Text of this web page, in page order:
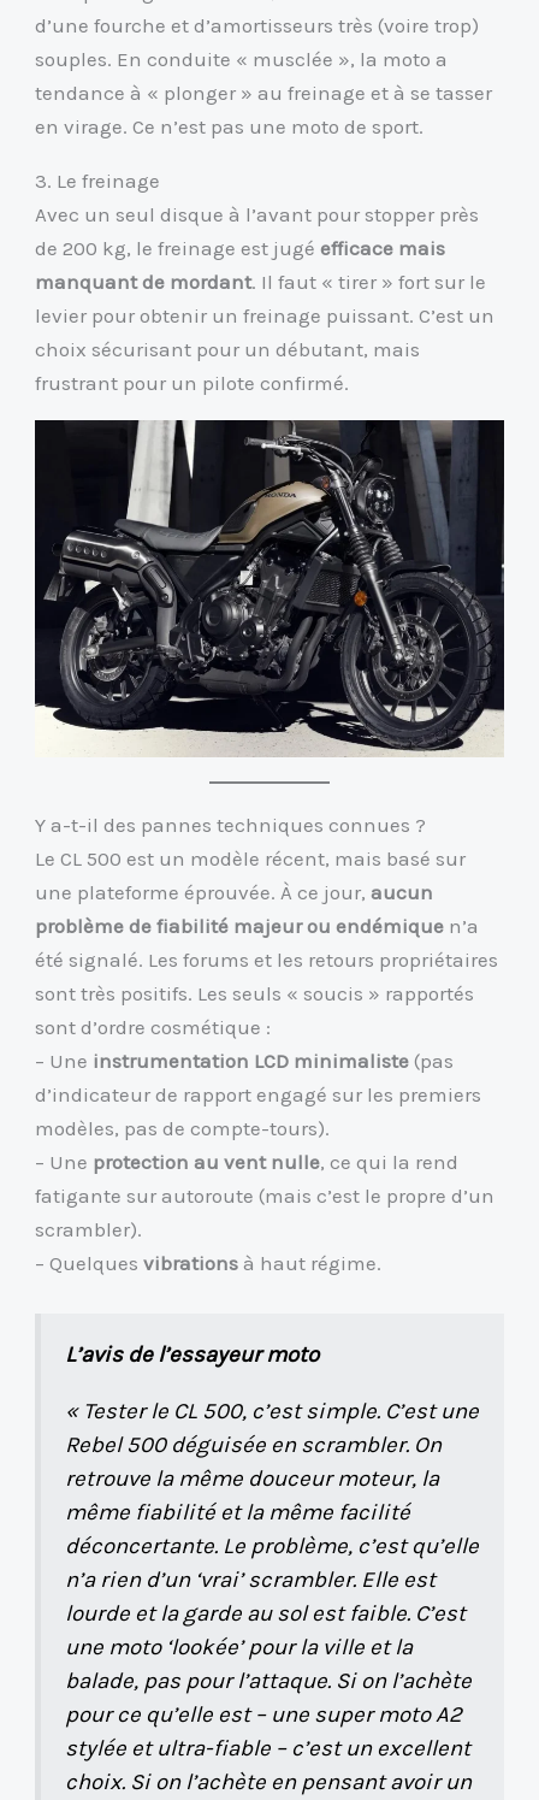
d’une fourche et d’amortisseurs très (voire trop)
souples. En conduite « musclée », la moto a
tendance à « plonger » au freinage et à se tasser
en virage. Ce n’est pas une moto de sport.
3. Le freinage
Avec un seul disque à l’avant pour stopper près
de 200 kg, le freinage est jugéefficace mais
manquant de mordant. Il faut « tirer » fort sur le
levier pour obtenir un freinage puissant. C’est un
choix sécurisant pour un débutant, mais
frustrant pour un pilote confirmé.
Y a-t-il des pannes techniques connues ?
Le CL 500 est un modèle récent, mais basé sur
une plateforme éprouvée. À ce jour,aucun
problème de fiabilité majeur ou endémique n’a
été signalé. Les forums et les retours propriétaires
sont très positifs. Les seuls « soucis » rapportés
sont d’ordre cosmétique :
– Une instrumentation LCD minimaliste (pas
d’indicateur de rapport engagé sur les premiers
modèles, pas de compte-tours).
– Une protection au vent nulle, ce qui la rend
fatigante sur autoroute (mais c’est le propre d’un
scrambler).
– Quelquesvibrations à haut régime.
L’avis de l’essayeur moto
« Tester le CL 500, c’est simple. C’est une
Rebel 500 déguisée en scrambler. On
retrouve la même douceur moteur, la
même fiabilité et la même facilité
déconcertante. Le problème, c’est qu’elle
n’a rien d’un ‘vrai’ scrambler. Elle est
lourde et la garde au sol est faible. C’est
une moto ‘lookée’ pour la ville et la
balade, pas pour l’attaque. Si on l’achète
pour ce qu’elle est – une super moto A2
stylée et ultra-fiable – c’est un excellent
choix. Si on l’achète en pensant avoir un